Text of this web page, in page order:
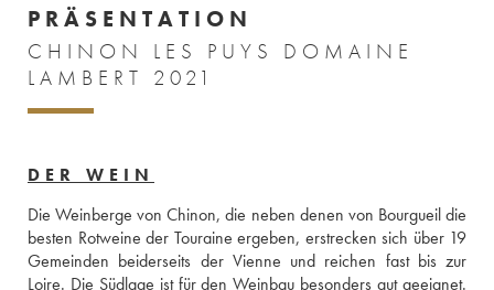
PRÄSENTATION
CHINON LES PUYS DOMAINE
LAMBERT 2021
DER WEIN
Die Weinberge von Chinon, die neben denen von Bourgueil die
besten Rotweine der Touraine ergeben, erstrecken sich über 19
Gemeinden beiderseits der Vienne und reichen fast bis zur
Loire. Die Südlage ist für den Weinbau besonders gut geeignet.